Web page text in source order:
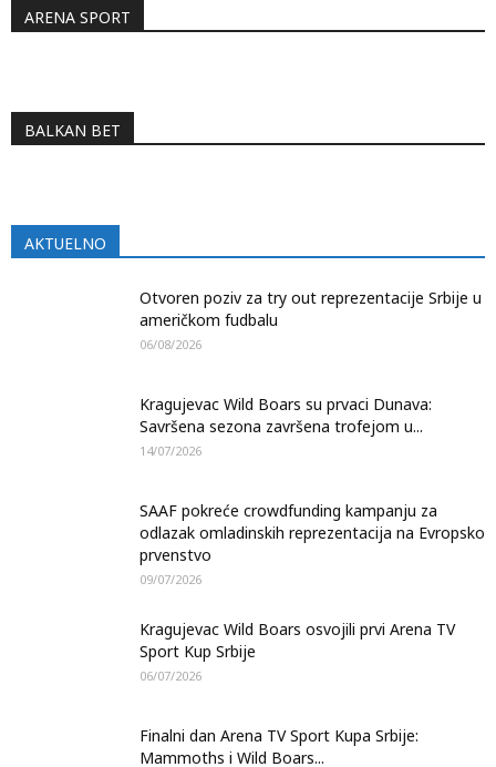
ARENA SPORT
BALKAN BET
AKTUELNO
Otvoren poziv za try out reprezentacije Srbije u
američkom fudbalu
06/08/2026
Kragujevac Wild Boars su prvaci Dunava:
Savršena sezona završena trofejom u...
14/07/2026
SAAF pokreće crowdfunding kampanju za
odlazak omladinskih reprezentacija na Evropsko
prvenstvo
09/07/2026
Kragujevac Wild Boars osvojili prvi Arena TV
Sport Kup Srbije
06/07/2026
Finalni dan Arena TV Sport Kupa Srbije:
Mammoths i Wild Boars...